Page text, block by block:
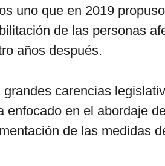
uno que en 2019
de las personas
años después.
carencias
enfocado en el abordaje
de las medidas